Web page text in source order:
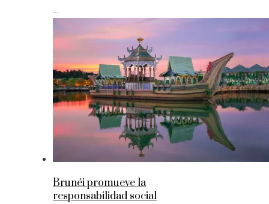
...
Brunéi promueve la
responsabilidad social